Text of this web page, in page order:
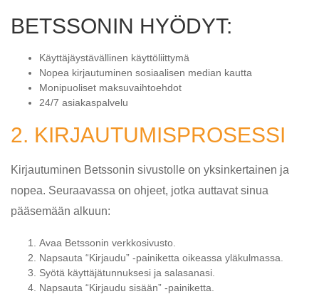
BETSSONIN HYÖDYT:
Käyttäjäystävällinen käyttöliittymä
Nopea kirjautuminen sosiaalisen median kautta
Monipuoliset maksuvaihtoehdot
24/7 asiakaspalvelu
2. KIRJAUTUMISPROSESSI
Kirjautuminen Betssonin sivustolle on yksinkertainen ja
nopea. Seuraavassa on ohjeet, jotka auttavat sinua
pääsemään alkuun:
Avaa Betssonin verkkosivusto.
Napsauta “Kirjaudu” -painiketta oikeassa yläkulmassa.
Syötä käyttäjätunnuksesi ja salasanasi.
Napsauta “Kirjaudu sisään” -painiketta.